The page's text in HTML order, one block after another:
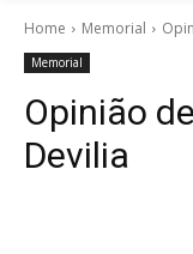
Home Memorial
Memorial
Opinião
Devilia